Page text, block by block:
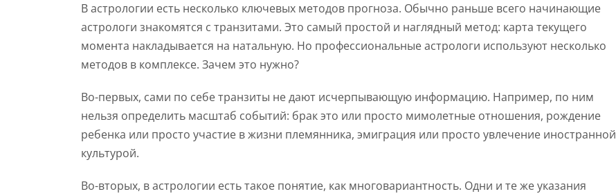
В астрологии есть несколько ключевых методов прогноза. Обычно раньше всего начинающие
астрологи знакомятся с транзитами. Это самый простой и наглядный метод: карта текущего
момента накладывается на натальную. Но профессиональные астрологи используют несколько
методов в комплексе. Зачем это нужно?
Во-первых, сами по себе транзиты не дают исчерпывающую информацию. Например, по ним
нельзя определить масштаб событий: брак это или просто мимолетные отношения, рождение
ребенка или просто участие в жизни племянника, эмиграция или просто увлечение иностранной
культурой.
Во-вторых, в астрологии есть такое понятие, как многовариантность. Одни и те же указания